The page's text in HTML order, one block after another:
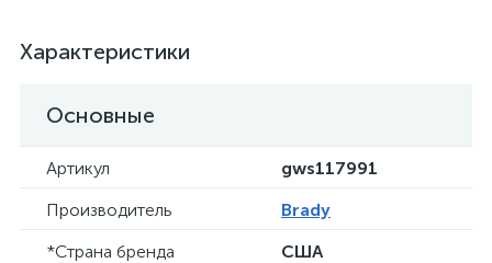
Характеристики
Основные
Артикул
gws117991
Производитель
Brady
*Страна бренда
США